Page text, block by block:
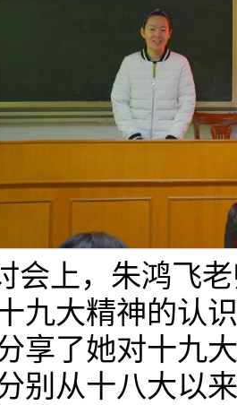
会上，朱鸿飞
九大精神的认
享了她对十九
别从十八大以